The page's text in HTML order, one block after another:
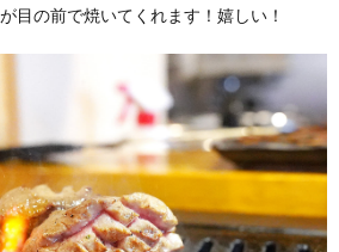
目の前で焼いてくれます！嬉しい！